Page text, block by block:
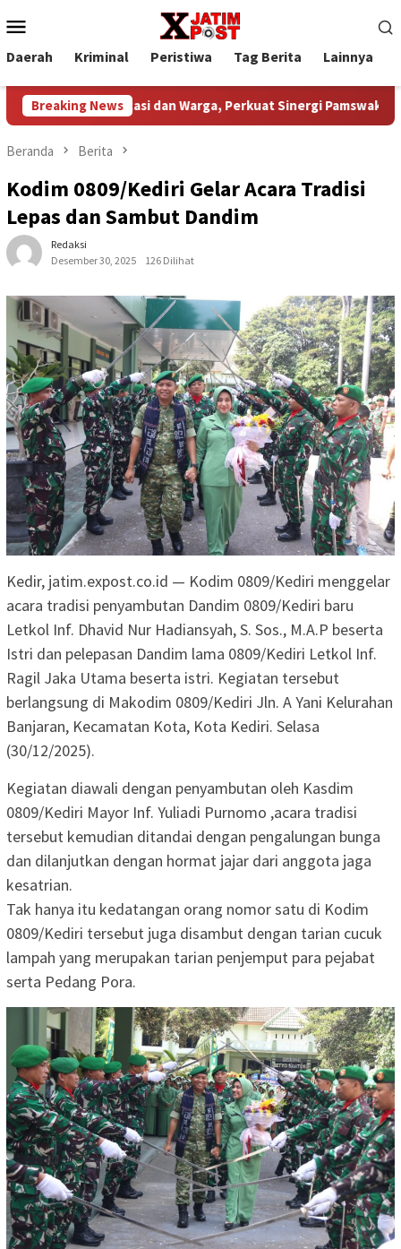
ke
kontenMobile
Daerah Kriminal Peristiwa Tag Berita Lainnya
Breaking News
dan Warga, Perkuat Sinergi Pamswakarsa Sambut
Beranda Berita
Kodim 0809/Kediri Gelar Acara Tradisi
Lepas dan Sambut Dandim
Redaksi
Desember 30, 2025
126 Dilihat
Kedir, jatim.expost.co.id — Kodim 0809/Kediri menggelar
acara tradisi penyambutan Dandim 0809/Kediri baru
Letkol Inf. Dhavid Nur Hadiansyah, S. Sos., M.A.P beserta
Istri dan pelepasan Dandim lama 0809/Kediri Letkol Inf.
Ragil Jaka Utama beserta istri. Kegiatan tersebut
berlangsung di Makodim 0809/Kediri Jln. A Yani Kelurahan
Banjaran, Kecamatan Kota, Kota Kediri. Selasa
(30/12/2025).
Kegiatan diawali dengan penyambutan oleh Kasdim
0809/Kediri Mayor Inf. Yuliadi Purnomo ,acara tradisi
tersebut kemudian ditandai dengan pengalungan bunga
dan dilanjutkan dengan hormat jajar dari anggota jaga
kesatrian.
Tak hanya itu kedatangan orang nomor satu di Kodim
0809/Kediri tersebut juga disambut dengan tarian cucuk
lampah yang merupakan tarian penjemput para pejabat
serta Pedang Pora.